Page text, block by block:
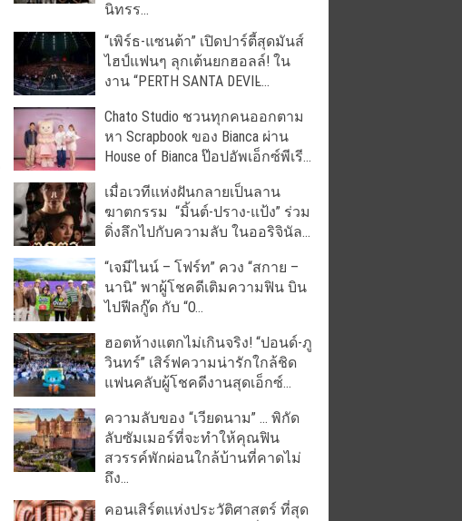
นิทรร...
“เพิร์ธ-แซนต้า” เปิดปาร์ตี้สุดมันส์
ไฮป์แฟนๆ ลุกเต้นยกฮอลล์! ใน
งาน “PERTH SANTA DEVIL̵...
Chato Studio ชวนทุกคนออกตาม
หา Scrapbook ของ Bianca ผ่าน
House of Bianca ป๊อปอัพเอ็กซ์พีเรี...
เมื่อเวทีแห่งฝันกลายเป็นลาน
ฆาตกรรม “มิ้นต์-ปราง-แป้ง” ร่วม
ดิ่งลึกไปกับความลับ ในออริจินัล...
“เจมีไนน์ – โฟร์ท” ควง “สกาย –
นานิ” พาผู้โชคดีเติมความฟิน บิน
ไปฟีลกู๊ด กับ “O...
ฮอตห้างแตกไม่เกินจริง! “ปอนด์-ภู
วินทร์” เสิร์ฟความน่ารักใกล้ชิด
แฟนคลับผู้โชคดีงานสุดเอ็กซ์...
ความลับของ “เวียดนาม” … พิกัด
ลับซัมเมอร์ที่จะทำให้คุณฟิน
สวรรค์พักผ่อนใกล้บ้านที่คาดไม่
ถึง...
คอนเสิร์ตแห่งประวัติศาสตร์ ที่สุด